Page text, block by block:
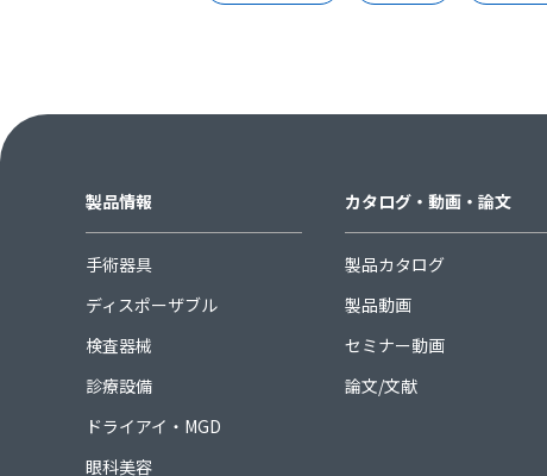
製品情報
手術器具
ディスポーザブル
検査器械
診療設備
ドライアイ・MGD
眼科美容
カタログ・動画・論文
製品カタログ
製品動画
セミナー動画
論文/文献